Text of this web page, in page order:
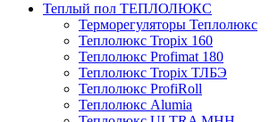
Теплый пол ТЕПЛОЛЮКС
Терморегуляторы Теплолюкс
Теплолюкс Tropix 160
Теплолюкс Profimat 180
Теплолюкс Tropix ТЛБЭ
Теплолюкс ProfiRoll
Теплолюкс Alumia